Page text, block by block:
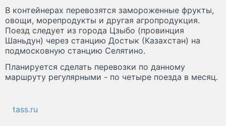
В контейнерах перевозятся замороженные фрукты,
овощи, морепродукты и другая агропродукция.
Поезд следует из города Цзыбо (провинция
Шаньдун) через станцию Достык (Казахстан) на
подмосковную станцию Селятино.
Планируется сделать перевозки по данному
маршруту регулярными - по четыре поезда в месяц.
tass.ru